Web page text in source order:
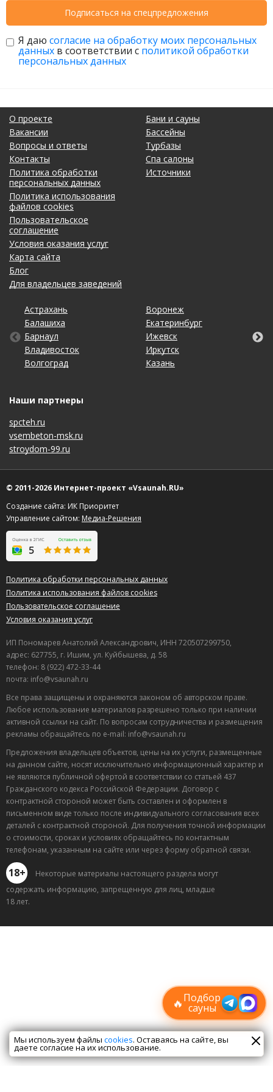
Подписаться на спецпредложения
Я даю согласие на обработку моих персональных
данных в соответствии с политикой обработки
персональных данных
О проекте
Вакансии
Вопросы и ответы
Контакты
Политика обработки
персональных данных
Политика использования
файлов cookies
Пользовательское
соглашение
Условия оказания услуг
Карта сайта
Блог
Для владельцев заведений
Бани и сауны
Бассейны
Турбазы
Спа салоны
Источники
Астрахань
Балашиха
Барнаул
Владивосток
Волгоград
Воронеж
Екатеринбург
Ижевск
Иркутск
Казань
Калининград
Кемерово
Киров
Краснодар
Красноярск
Липецк
Махачкала
Набережные Челны
Нижний Новгород
Новосибирск
Омск
Оренбург
Пенза
Пермь
Ростов-на-Дону
Рязань
Самара
Санкт-Петербург
Саратов
Ставрополь
Тольятти
Томск
Тула
Тюмень
Ульяновск
Уфа
Хабаровск
Чебоксары
Челябинск
Ярославль
Наши партнеры
spcteh.ru
vsembeton-msk.ru
stroydom-99.ru
© 2011-2026 Интернет-проект «Vsaunah.RU»
Создание сайта: ИК Приоритет
Управление сайтом: Медиа-Решения
Политика обработки персональных данных
Политика использования файлов cookies
Пользовательское соглашение
Условия оказания услуг
ИП Пономарев Анатолий Александрович, ИНН 720507299750,
адрес: 627755, г. Ишим, ул. Куйбышева, д. 58
телефон: 8 (922) 472-33-44
почта: info@vsaunah.ru
Все права защищены и охраняются законом об авторском праве.
Любое использование материалов разрешено только при наличии
активной ссылки на сайт. По вопросам сотрудничества и размещения
рекламы обращайтесь по e-mail: info@vsaunah.ru
Предложения владельцев объектов, цены на их услуги, размещенные
на данном сайте, носят исключительно информационный характер и
не являются публичной офертой в соответствии со статьей 437
Гражданского кодекса Российской Федерации. Договор с
контрактной стороной может быть составлен и оформлен в
письменном виде только после индивидуального согласования всех
деталей с контрактной стороной. Для получения точной информации
о стоимости, сроках и условиях обращайтесь по контактным
телефонам, указанным на сайте или через форму обратной связи.
18+
Некоторые материалы настоящего раздела могут
содержать информацию, запрещенную для лиц, младше
18 лет.
🔥Подбор
сауны
Подписывайтесь в Telegram или MAX —
пришлём свежие скидки
Мы используем файлы cookies. Оставаясь на сайте, вы
даете согласие на их использование.